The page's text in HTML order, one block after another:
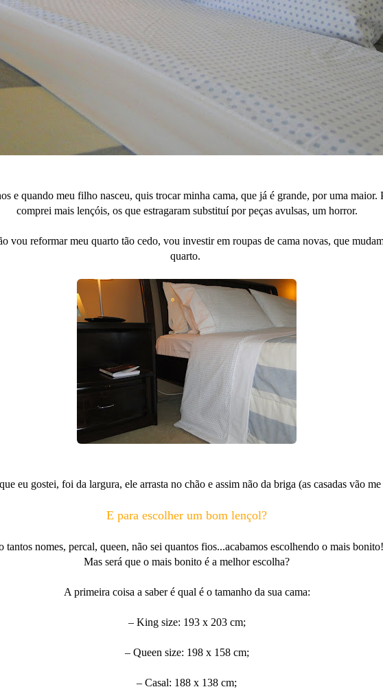
e quando meu filho nasceu, quis trocar minha cama, que já é grande, por uma maior.
comprei mais lençóis, os que estragaram substituí por peças avulsas, um horror.
vou reformar meu quarto tão cedo, vou investir em roupas de cama novas, que
quarto.
eu gostei, foi da largura, ele arrasta no chão e assim não da briga (as casadas vão
E para escolher um bom lençol?
tantos nomes, percal, queen, não sei quantos fios...acabamos escolhendo o mais bonito!
Mas será que o mais bonito é a melhor escolha?
A primeira coisa a saber é qual é o tamanho da sua cama:
– King size: 193 x 203 cm;
– Queen size: 198 x 158 cm;
– Casal: 188 x 138 cm;